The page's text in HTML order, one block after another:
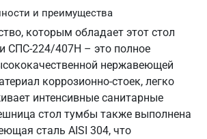
и преимущества
которым обладает этот стол
СПС-224/407Н – это полное
нержавеющей
коррозионно-стоек, легко
интенсивные санитарные
стол тумбы также выполнена
сталь AISI 304, что